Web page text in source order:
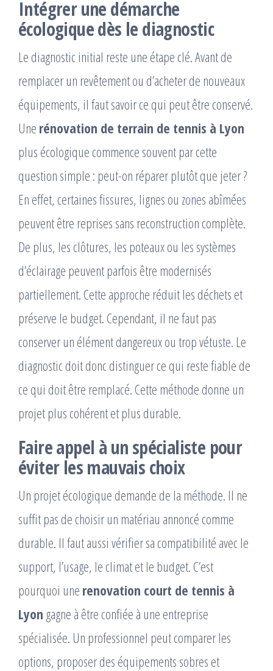
Intégrer une démarche
écologique dès le diagnostic
Le diagnostic initial reste une étape clé. Avant de
remplacer un revêtement ou d’acheter de nouveaux
équipements, il faut savoir ce qui peut être conservé.
Une rénovation de terrain de tennis à Lyon
plus écologique commence souvent par cette
question simple : peut-on réparer plutôt que jeter ?
En effet, certaines fissures, lignes ou zones abîmées
peuvent être reprises sans reconstruction complète.
De plus, les clôtures, les poteaux ou les systèmes
d’éclairage peuvent parfois être modernisés
partiellement. Cette approche réduit les déchets et
préserve le budget. Cependant, il ne faut pas
conserver un élément dangereux ou trop vétuste. Le
diagnostic doit donc distinguer ce qui reste fiable de
ce qui doit être remplacé. Cette méthode donne un
projet plus cohérent et plus durable.
Faire appel à un spécialiste pour
éviter les mauvais choix
Un projet écologique demande de la méthode. Il ne
suffit pas de choisir un matériau annoncé comme
durable. Il faut aussi vérifier sa compatibilité avec le
support, l’usage, le climat et le budget. C’est
pourquoi une renovation court de tennis à
Lyon gagne à être confiée à une entreprise
spécialisée. Un professionnel peut comparer les
options, proposer des équipements sobres et